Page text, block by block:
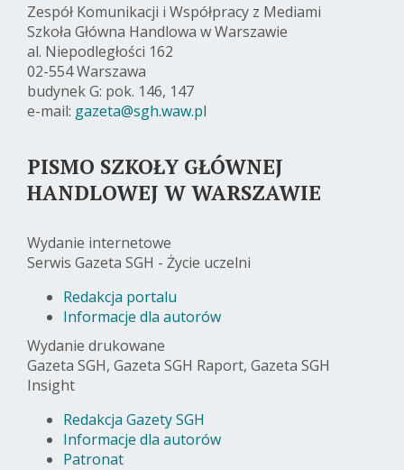
Zespół Komunikacji i Współpracy z Mediami
Szkoła Główna Handlowa w Warszawie
al. Niepodległości 162
02-554 Warszawa
budynek G: pok. 146, 147
e-mail: gazeta@sgh.waw.pl
PISMO SZKOŁY GŁÓWNEJ
HANDLOWEJ W WARSZAWIE
Wydanie internetowe
Serwis Gazeta SGH - Życie uczelni
Redakcja portalu
Informacje dla autorów
Wydanie drukowane
Gazeta SGH, Gazeta SGH Raport, Gazeta SGH
Insight
Redakcja Gazety SGH
Informacje dla autorów
Patronat